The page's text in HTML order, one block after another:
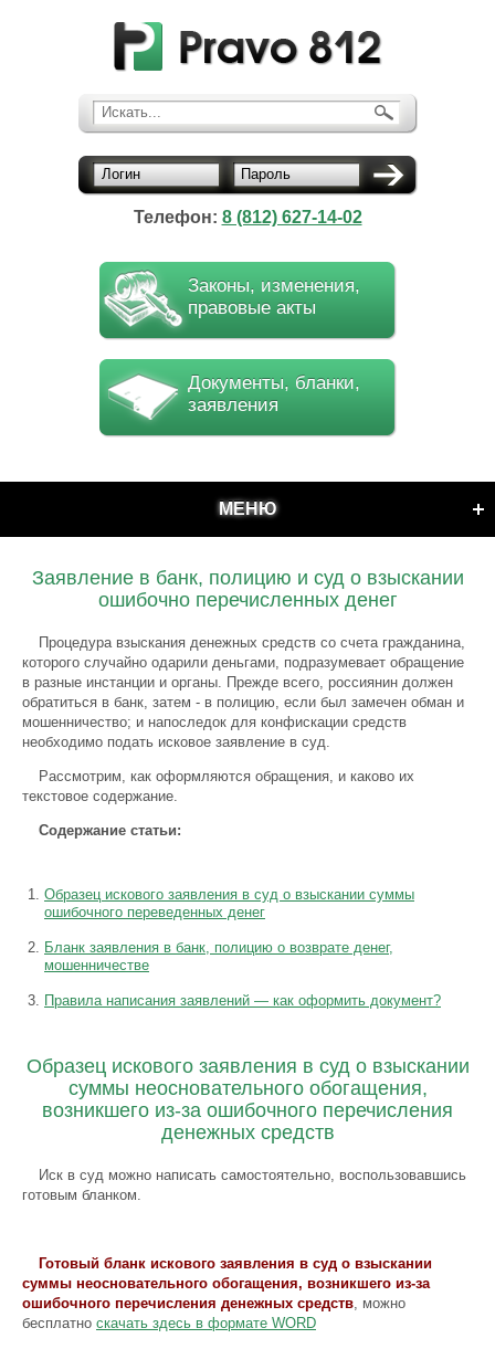
Искать...
Логин Пароль
Телефон: 8 (812) 627-14-02
Законы, изменения,
правовые акты
Документы, бланки,
заявления
МЕНЮ
Заявление в банк, полицию и суд о взыскании
ошибочно перечисленных денег
Процедура взыскания денежных средств со счета гражданина,
которого случайно одарили деньгами, подразумевает обращение
в разные инстанции и органы. Прежде всего, россиянин должен
обратиться в банк, затем - в полицию, если был замечен обман и
мошенничество; и напоследок для конфискации средств
необходимо подать исковое заявление в суд.
Рассмотрим, как оформляются обращения, и каково их
текстовое содержание.
Содержание статьи:
Образец искового заявления в суд о взыскании суммы
ошибочного переведенных денег
Бланк заявления в банк, полицию о возврате денег,
мошенничестве
Правила написания заявлений — как оформить документ?
Образец искового заявления в суд о взыскании
суммы неосновательного обогащения,
возникшего из-за ошибочного перечисления
денежных средств
Иск в суд можно написать самостоятельно, воспользовавшись
готовым бланком.
Готовый бланк искового заявления в суд о взыскании
суммы неосновательного обогащения, возникшего из-за
ошибочного перечисления денежных средств, можно
бесплатно скачать здесь в формате WORD